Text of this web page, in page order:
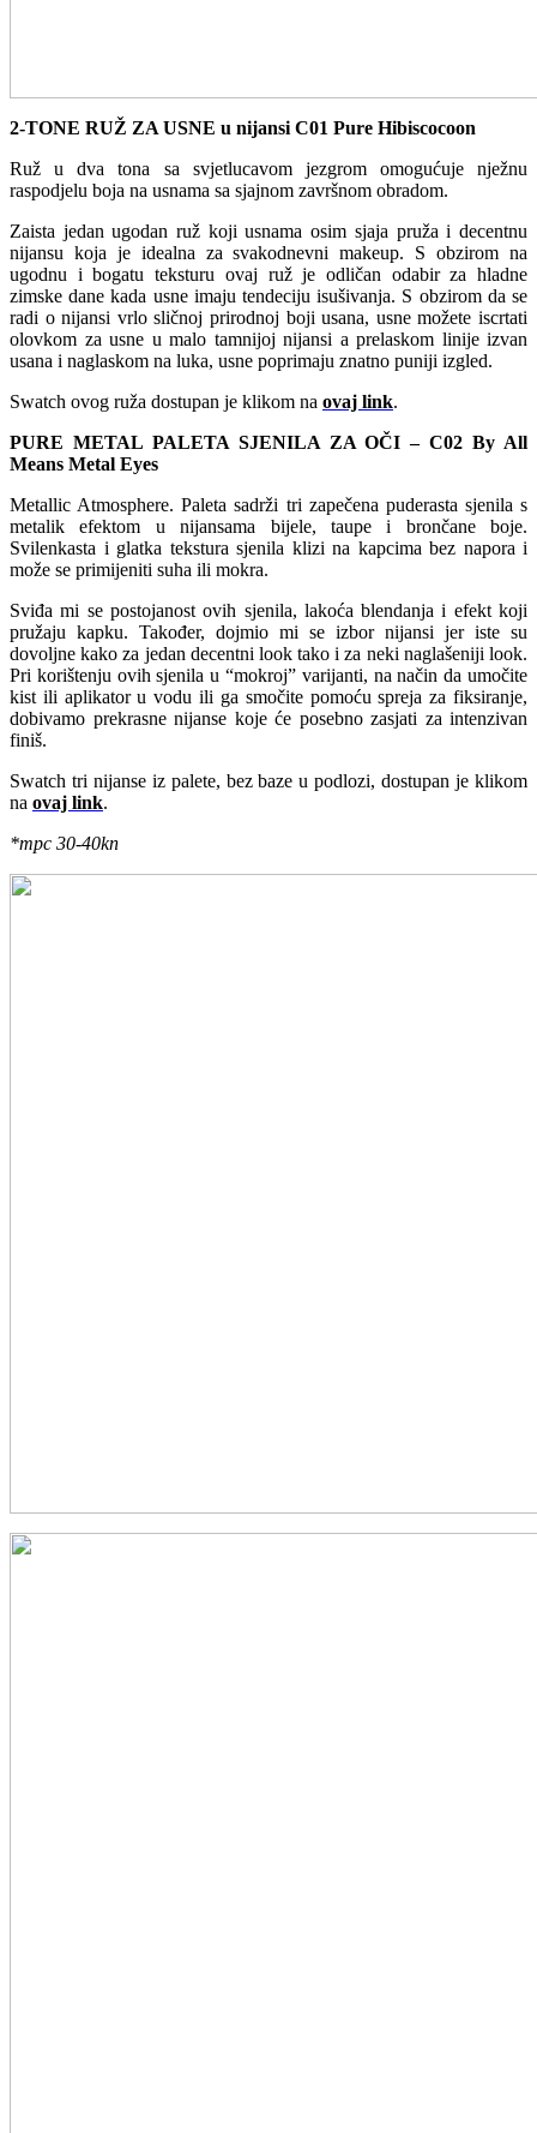
2-TONE RUŽ ZA USNE u nijansi C01 Pure Hibiscocoon
Ruž u dva tona sa svjetlucavom jezgrom omogućuje nježnu
raspodjelu boja na usnama sa sjajnom završnom obradom.
Zaista jedan ugodan ruž koji usnama osim sjaja pruža i decentnu
nijansu koja je idealna za svakodnevni makeup. S obzirom na
ugodnu i bogatu teksturu ovaj ruž je odličan odabir za hladne
zimske dane kada usne imaju tendeciju isušivanja. S obzirom da se
radi o nijansi vrlo sličnoj prirodnoj boji usana, usne možete iscrtati
olovkom za usne u malo tamnijoj nijansi a prelaskom linije izvan
usana i naglaskom na luka, usne poprimaju znatno puniji izgled.
Swatch ovog ruža dostupan je klikom na ovaj link.
PURE METAL PALETA SJENILA ZA OČI – C02 By All
Means Metal Eyes
Metallic Atmosphere. Paleta sadrži tri zapečena puderasta sjenila s
metalik efektom u nijansama bijele, taupe i brončane boje.
Svilenkasta i glatka tekstura sjenila klizi na kapcima bez napora i
može se primijeniti suha ili mokra.
Sviđa mi se postojanost ovih sjenila, lakoća blendanja i efekt koji
pružaju kapku. Također, dojmio mi se izbor nijansi jer iste su
dovoljne kako za jedan decentni look tako i za neki naglašeniji look.
Pri korištenju ovih sjenila u “mokroj” varijanti, na način da umočite
kist ili aplikator u vodu ili ga smočite pomoću spreja za fiksiranje,
dobivamo prekrasne nijanse koje će posebno zasjati za intenzivan
finiš.
Swatch tri nijanse iz palete, bez baze u podlozi, dostupan je klikom
na ovaj link.
*mpc 30-40kn